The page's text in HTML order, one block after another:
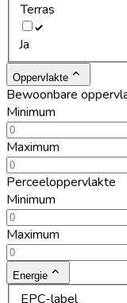
Terras
Ja
Oppervlakte
Bewoonbare
Minimum
Maximum
Perceeloppervlakte
Minimum
Maximum
Energie
EPC-label